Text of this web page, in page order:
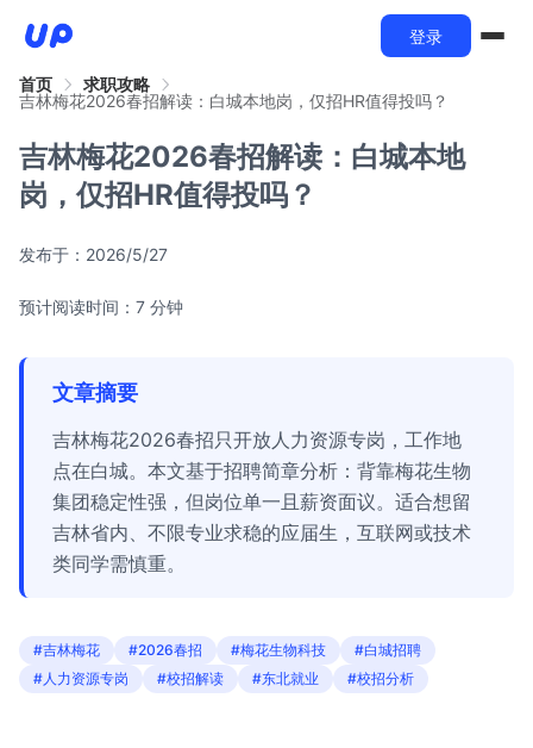
登录
首页
求职攻略
吉林梅花2026春招解读：白城本地岗，仅招HR值得投吗？
吉林梅花2026春招解读：白城本地
岗，仅招HR值得投吗？
发布于： 2026/5/27
预计阅读时间：7 分钟
文章摘要
吉林梅花2026春招只开放人力资源专岗，工作地
点在白城。本文基于招聘简章分析：背靠梅花生物
集团稳定性强，但岗位单一且薪资面议。适合想留
吉林省内、不限专业求稳的应届生，互联网或技术
类同学需慎重。
#吉林梅花 #2026春招 #梅花生物科技
#白城招聘
#人力资源专岗
#校招解读 #东北就业 #校招分析